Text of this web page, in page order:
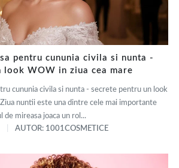
pentru cununia civila si nunta -
look WOW in ziua cea mare
cununia civila si nunta - secrete pentru un look
nuntii este una dintre cele mai importante
de mireasa joaca un rol...
AUTOR: 1001COSMETICE